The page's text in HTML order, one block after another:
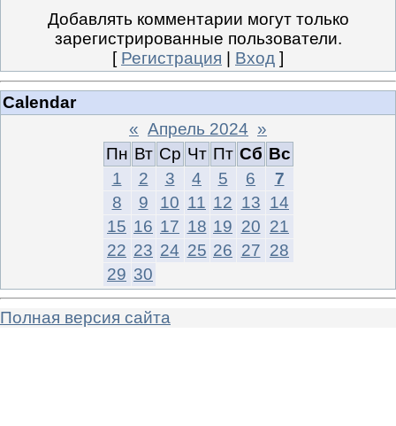
Добавлять комментарии могут только
зарегистрированные пользователи.
[ Регистрация Вход ]
Calendar
« Апрель 2024 »
Пн Вт Ср Чт Пт Сб Вс
1
2 3 4 5 6
7
8
9 10 11 12 13 14
15 16 17 18 19 20 21
22 23 24 25 26 27 28
29 30
Полная версия сайта